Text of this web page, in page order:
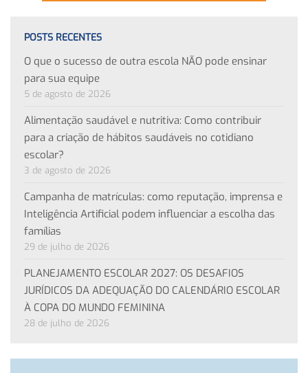
POSTS RECENTES
O que o sucesso de outra escola NÃO pode ensinar
para sua equipe
5 de agosto de 2026
Alimentação saudável e nutritiva: Como contribuir
para a criação de hábitos saudáveis no cotidiano
escolar?
3 de agosto de 2026
Campanha de matrículas: como reputação, imprensa e
Inteligência Artificial podem influenciar a escolha das
famílias
29 de julho de 2026
PLANEJAMENTO ESCOLAR 2027: OS DESAFIOS
JURÍDICOS DA ADEQUAÇÃO DO CALENDÁRIO ESCOLAR
À COPA DO MUNDO FEMININA
28 de julho de 2026